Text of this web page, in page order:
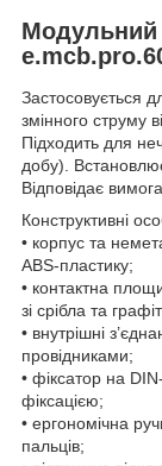
Модульний
Застосовується
змінного струму
Підходить для
добу).
Відповідає
Конструктивні
• корпус та
ABS-пластику;
• контактна
зі срібла та
• внутрішні
провідниками;
• фіксатор на
фіксацією;
• ергономічна
пальців;